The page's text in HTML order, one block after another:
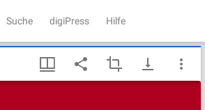
Suche digiPress Hilfe